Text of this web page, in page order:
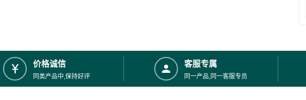
价格诚信
同类产品中,保持好评
客服专属
同一产品,同一客服专员